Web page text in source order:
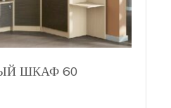
ШКАФ 60